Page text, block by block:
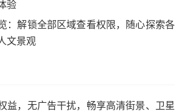
验
：解锁全部区域查看权限，随心探索各
文景观
益，无广告干扰，畅享高清街景、卫星